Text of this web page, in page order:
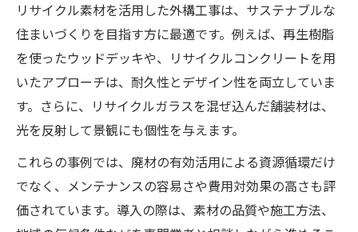
リサイクル素材を活用した外構工事は、サステナブルな
住まいづくりを目指す方に最適です。例えば、再生樹脂
を使ったウッドデッキや、リサイクルコンクリートを用
いたアプローチは、耐久性とデザイン性を両立していま
す。さらに、リサイクルガラスを混ぜ込んだ舗装材は、
光を反射して景観にも個性を与えます。
これらの事例では、廃材の有効活用による資源循環だけ
でなく、メンテナンスの容易さや費用対効果の高さも評
価されています。導入の際は、素材の品質や施工方法、